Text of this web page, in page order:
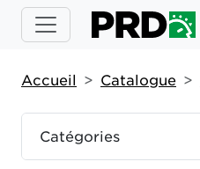
Catégories
Accueil Catalogue